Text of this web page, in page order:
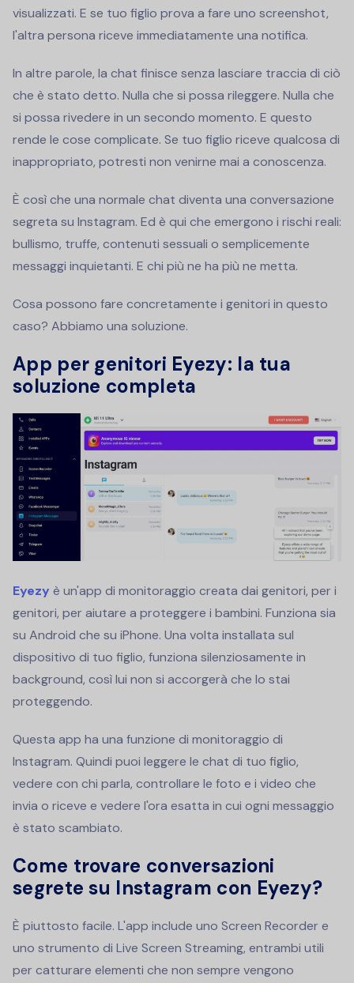
visualizzati. E se tuo figlio prova a fare uno screenshot,
l'altra persona riceve immediatamente una notifica.
In altre parole, la chat finisce senza lasciare traccia di ciò
che è stato detto. Nulla che si possa rileggere. Nulla che
si possa rivedere in un secondo momento. E questo
rende le cose complicate. Se tuo figlio riceve qualcosa di
inappropriato, potresti non venirne mai a conoscenza.
È così che una normale chat diventa una conversazione
segreta su Instagram. Ed è qui che emergono i rischi reali:
bullismo, truffe, contenuti sessuali o semplicemente
messaggi inquietanti. E chi più ne ha più ne metta.
Cosa possono fare concretamente i genitori in questo
caso? Abbiamo una soluzione.
App per genitori Eyezy: la tua
soluzione completa
Eyezy è un'app di monitoraggio creata dai genitori, per i
genitori, per aiutare a proteggere i bambini. Funziona sia
su Android che su iPhone. Una volta installata sul
dispositivo di tuo figlio, funziona silenziosamente in
background, così lui non si accorgerà che lo stai
proteggendo.
Questa app ha una funzione di monitoraggio di
Instagram. Quindi puoi leggere le chat di tuo figlio,
vedere con chi parla, controllare le foto e i video che
invia o riceve e vedere l'ora esatta in cui ogni messaggio
è stato scambiato.
Come trovare conversazioni
segrete su Instagram con Eyezy?
È piuttosto facile. L'app include uno Screen Recorder e
uno strumento di Live Screen Streaming, entrambi utili
per catturare elementi che non sempre vengono